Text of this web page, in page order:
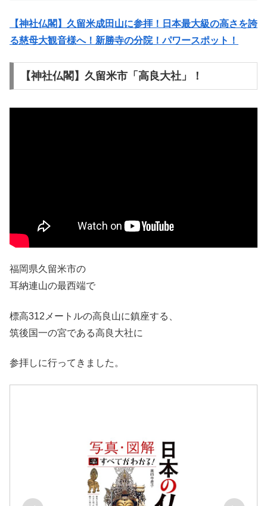
【神社仏閣】久留米成田山に参拝！日本最大級の高さを誇
る慈母大観音様へ！新勝寺の分院！パワースポット！
【神社仏閣】久留米市「高良大社」！
福岡県久留米市の
耳納連山の最西端で
標高312メートルの高良山に鎮座する、
筑後国一の宮である高良大社に
参拝しに行ってきました。